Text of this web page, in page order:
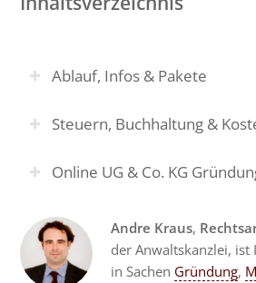
Ablauf, Infos & Pakete
Steuern, Buchhaltung &
Online UG & Co. KG
Andre Kraus,
der Anwaltskanzlei,
in Sachen Gründung,